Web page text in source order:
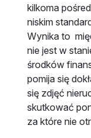
kilkoma
niskim
Wynika to
nie jest w
środków
pomija się
się zdjęć
skutkować
za które nie